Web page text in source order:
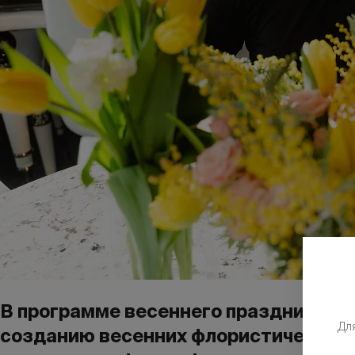
В программе весеннего праздника
созданию весенних